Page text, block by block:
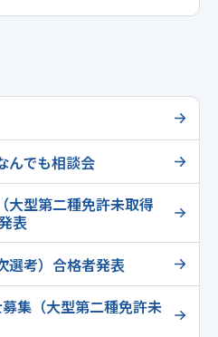
んでも相談会
大型第二種免許未取得
表
選考）合格者発表
集（大型第二種免許未